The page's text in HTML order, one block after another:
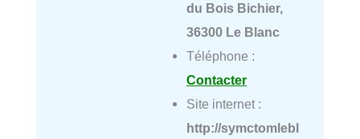
du Bois Bichier,
36300 Le Blanc
Téléphone :
Contacter
Site internet :
http://symctomlebl